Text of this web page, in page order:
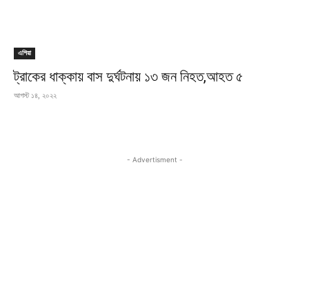
এশিয়া
ট্রাকের ধাক্কায় বাস দুর্ঘটনায় ১৩ জন নিহত,আহত ৫
আগস্ট ১৪, ২০২২
- Advertisment -